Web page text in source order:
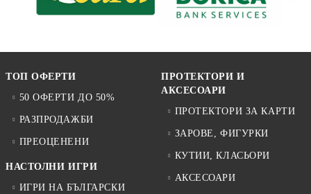
ТОП ОФЕРТИ
50 ОФЕРТИ ДО 50%
РАЗПРОДАЖБИ
ПРЕОЦЕНЕНИ
НАСТОЛНИ ИГРИ
ИГРИ НА БЪЛГАРСКИ
ПРОТЕКТОРИ И
АКСЕСОАРИ
ПРОТЕКТОРИ ЗА КАРТИ
ЗАРОВЕ, ФИГУРКИ
КУТИИ, КЛАСЬОРИ
АКСЕСОАРИ